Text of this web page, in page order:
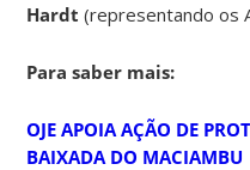
Hardt(representando os
Para saber mais:
OJE APOIA AÇÃO DE
BAIXADA DO MACIAMBU